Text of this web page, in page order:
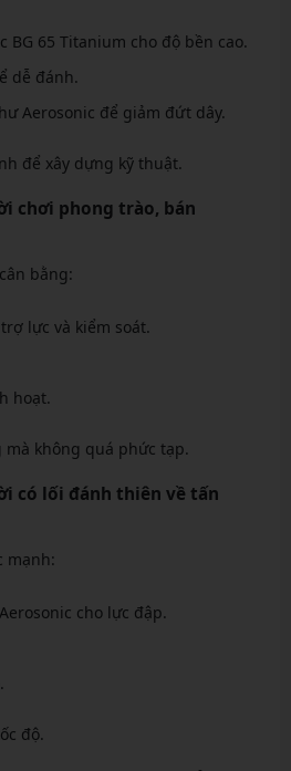
BG 65 Titanium cho độ bền cao.
dễ đánh.
Aerosonic để giảm đứt dây.
để xây dựng kỹ thuật.
chơi phong trào, bán
bằng:
lực và kiểm soát.
hoạt.
mà không quá phức tạp.
có lối đánh thiên về tấn
mạnh:
cho lực đập.
độ.